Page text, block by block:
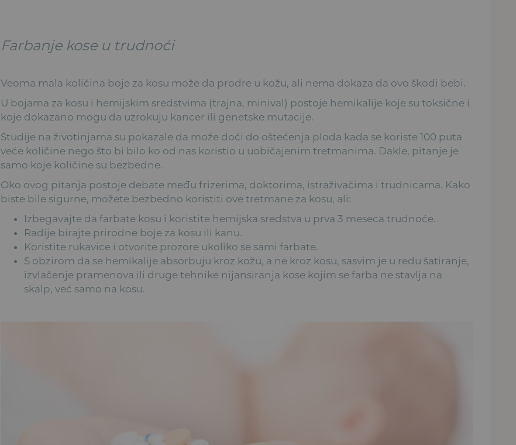
Farbanje kose u trudnoći
Veoma mala količina boje za kosu može da prodre u kožu, ali nema dokaza da ovo škodi bebi.
U bojama za kosu i hemijskim sredstvima (trajna, minival) postoje hemikalije koje su toksične i
koje dokazano mogu da uzrokuju kancer ili genetske mutacije.
Studije na životinjama su pokazale da može doći do oštećenja ploda kada se koriste 100 puta
veće količine nego što bi bilo ko od nas koristio u uobičajenim tretmanima. Dakle, pitanje je
samo koje količine su bezbedne.
Oko ovog pitanja postoje debate među frizerima, doktorima, istraživačima i trudnicama. Kako
biste bile sigurne, možete bezbedno koristiti ove tretmane za kosu, ali:
Izbegavajte da farbate kosu i koristite hemijska sredstva u prva 3 meseca trudnoće.
Radije birajte prirodne boje za kosu ili kanu.
Koristite rukavice i otvorite prozore ukoliko se sami farbate.
S obzirom da se hemikalije absorbuju kroz kožu, a ne kroz kosu, sasvim je u redu šatiranje,
izvlačenje pramenova ili druge tehnike nijansiranja kose kojim se farba ne stavlja na
skalp, već samo na kosu.